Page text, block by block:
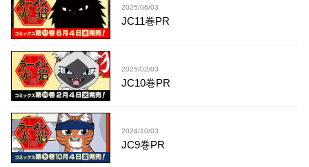
2025/06/03
JC11巻PR
2025/02/03
JC10巻PR
2024/10/03
JC9巻PR